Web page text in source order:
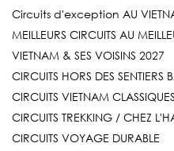
Circuits d'exception AU
MEILLEURS CIRCUITS AU
VIETNAM & SES VOISINS 2027
CIRCUITS HORS DES SENTIERS
CIRCUITS VIETNAM CLASSIQUES
CIRCUITS TREKKING / CHEZ
CIRCUITS VOYAGE DURABLE